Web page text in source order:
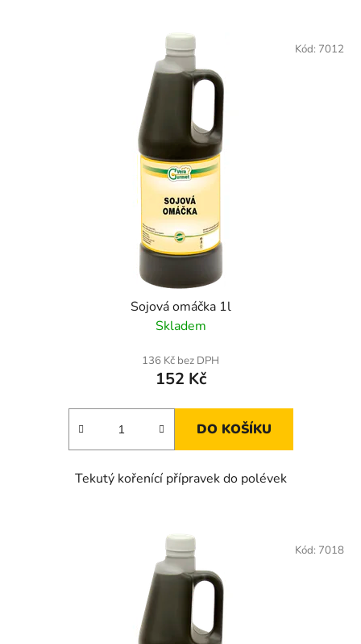
Sojová omáčka 1l
Skladem
136 Kč bez DPH
152 Kč
DO KOŠÍKU
Tekutý kořenící přípravek do polévek
Kód: 7012
Kód: 7018